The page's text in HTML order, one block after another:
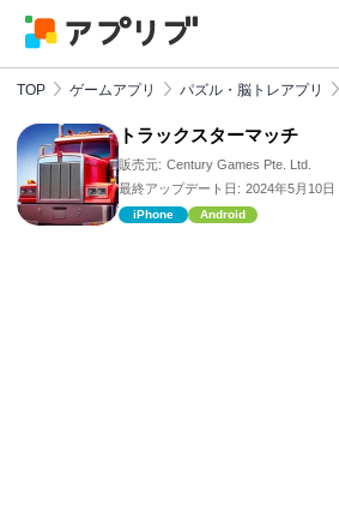
TOP ゲームアプリ パズル・脳トレアプリ
トラックスターマッチ
販売元: Century Games Pte. Ltd.
最終アップデート日: 2024年5月10日
iPhone Android